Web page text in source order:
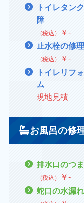
トイレタン
障
（税込） ￥‐
止水栓の修理
（税込） ￥‐
トイレリフ
ム
現地見積
お風呂の修
排水口のつ
（税込） ￥‐
蛇口の水漏れ